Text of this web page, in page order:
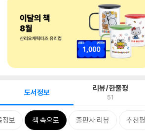
도서정보 리뷰/한줄평
51
정보 책 속으로 출판사 리뷰 추천평